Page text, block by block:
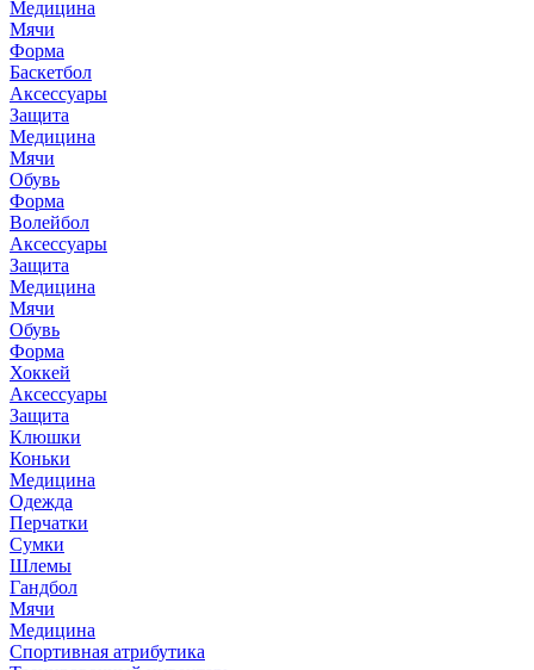
Медицина
Мячи
Форма
Баскетбол
Аксессуары
Защита
Медицина
Мячи
Обувь
Форма
Волейбол
Аксессуары
Защита
Медицина
Мячи
Обувь
Форма
Хоккей
Аксессуары
Защита
Клюшки
Коньки
Медицина
Одежда
Перчатки
Сумки
Шлемы
Гандбол
Мячи
Медицина
Спортивная атрибутика